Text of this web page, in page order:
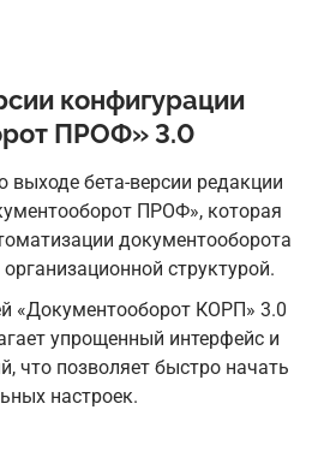
конфигурации
ПРОФ» 3.0
бета-версии редакции
ПРОФ», которая
документооборота
структурой.
«Документооборот КОРП» 3.0
упрощенный интерфейс и
что позволяет быстро начать
настроек.